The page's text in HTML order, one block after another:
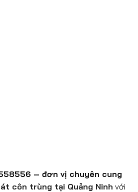
– đơn vị chuyên cung
côn trùng tại Quảng Ninh với